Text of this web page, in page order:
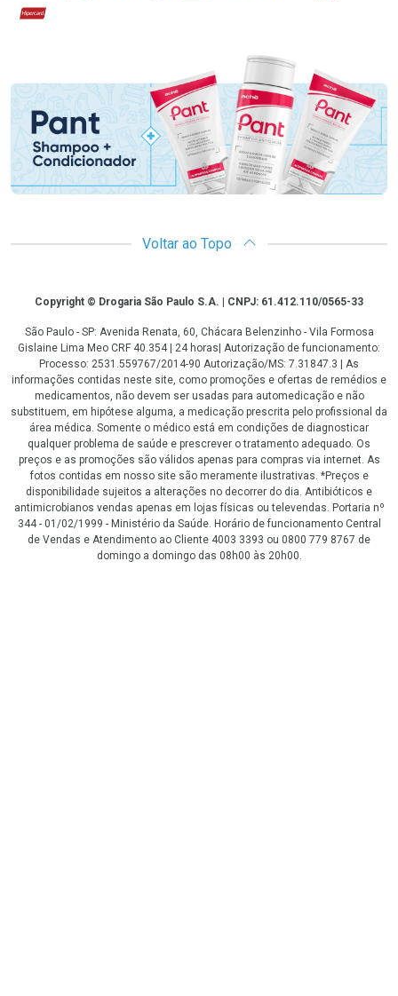
Hipercard
Promoção em Destaque
Voltar ao Topo
CopyrightCopyright © Drogaria São Paulo S.A. | CNPJ: 61.412.110/0565-33
São Paulo - SP: Avenida Renata, 60, Chácara Belenzinho - Vila Formosa
Gislaine Lima Meo CRF 40.354 | 24 horas| Autorização de funcionamento:
Processo: 2531.559767/2014-90 Autorização/MS: 7.31847.3 | As
informações contidas neste site, como promoções e ofertas de remédios e
medicamentos, não devem ser usadas para automedicação e não
substituem, em hipótese alguma, a medicação prescrita pelo profissional da
área médica. Somente o médico está em condições de diagnosticar
qualquer problema de saúde e prescrever o tratamento adequado. Os
preços e as promoções são válidos apenas para compras via internet. As
fotos contidas em nosso site são meramente ilustrativas. *Preços e
disponibilidade sujeitos a alterações no decorrer do dia. Antibióticos e
antimicrobianos vendas apenas em lojas físicas ou televendas. Portaria nº
344 - 01/02/1999 - Ministério da Saúde. Horário de funcionamento Central
de Vendas e Atendimento ao Cliente 4003 3393 ou 0800 779 8767 de
domingo a domingo das 08h00 às 20h00.